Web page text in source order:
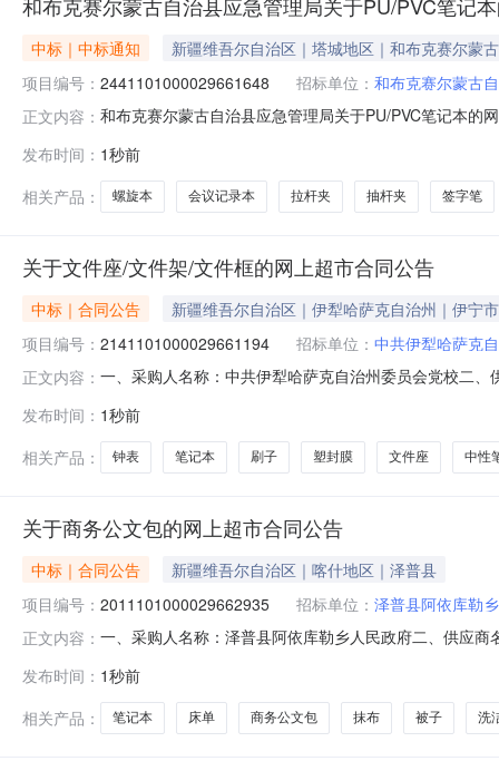
中标｜中标通知
新疆维吾尔自治区｜塔城地区｜和布克赛尔蒙
项目编号： 2441101000029661648 招标单位： 和布克赛尔蒙古
正文内容： 和布克赛尔蒙古自治县应急管理局关于PU/PVC笔记本
购计划金额（元）:项目所在行政区划编码:654226项目
发布时间： 1秒前
相关产品：
螺旋本 会议记录本 拉杆夹 抽杆夹 签字笔
关于文件座/文件架/文件框的网上超市合同公告
中标｜合同公告
新疆维吾尔自治区｜伊犁哈萨克自治州｜伊宁市
项目编号： 2141101000029661194 招标单位： 中共伊犁哈萨克
正文内容： 一、采购人名称：中共伊犁哈萨克自治州委员会党校二
框台签得力/deliPB264个20.00183602国产刷子毛刷国
发布时间： 1秒前
相关产品：
钟表 笔记本 刷子 塑封膜 文件座 中性
关于商务公文包的网上超市合同公告
中标｜合同公告
新疆维吾尔自治区｜喀什地区｜泽普县
项目编号： 2011101000029662935 招标单位： 泽普县阿依库勒
正文内容： 一、采购人名称：泽普县阿依库勒乡人民政府二、供应
文包手提包人代会专用公文包得力/deli灰色【加厚立体
发布时间： 1秒前
相关产品：
笔记本 床单 商务公文包 抹布 被子 洗